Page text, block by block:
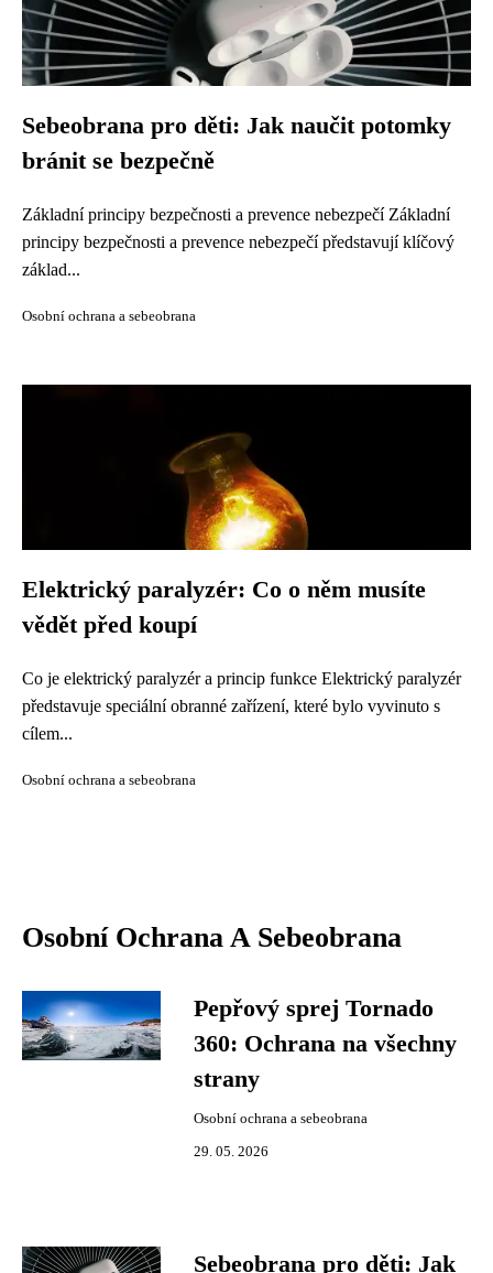
Sebeobrana pro děti: Jak naučit potomky
bránit se bezpečně
Základní principy bezpečnosti a prevence nebezpečí Základní
principy bezpečnosti a prevence nebezpečí představují klíčový
základ...
Osobní ochrana a sebeobrana
Elektrický paralyzér: Co o něm musíte
vědět před koupí
Co je elektrický paralyzér a princip funkce Elektrický paralyzér
představuje speciální obranné zařízení, které bylo vyvinuto s
cílem...
Osobní ochrana a sebeobrana
Osobní Ochrana A Sebeobrana
Pepřový sprej Tornado
360: Ochrana na všechny
strany
Osobní ochrana a sebeobrana
29. 05. 2026
Sebeobrana pro děti: Jak